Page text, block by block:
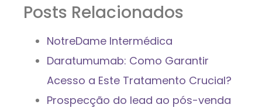
Posts Relacionados
NotreDame Intermédica
Daratumumab: Como Garantir
Acesso a Este Tratamento Crucial?
Prospecção do lead ao pós-venda